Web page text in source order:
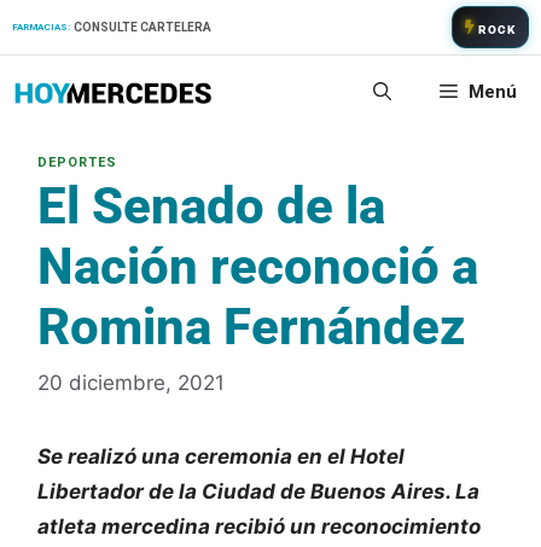
FARMACIAS: CONSULTE CARTELERA ROCK
Menú
El Senado de la
Nación reconoció a
Romina Fernández
20 diciembre, 2021
Se realizó una ceremonia en el Hotel
Libertador de la Ciudad de Buenos Aires. La
atleta mercedina recibió un reconocimiento